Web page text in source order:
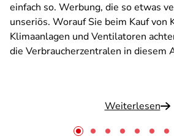
einfach so. Werbung, die so etwas
unseriös. Worauf Sie beim Kauf von
Klimaanlagen und Ventilatoren
die Verbraucherzentralen in diesem
Weiterlesen